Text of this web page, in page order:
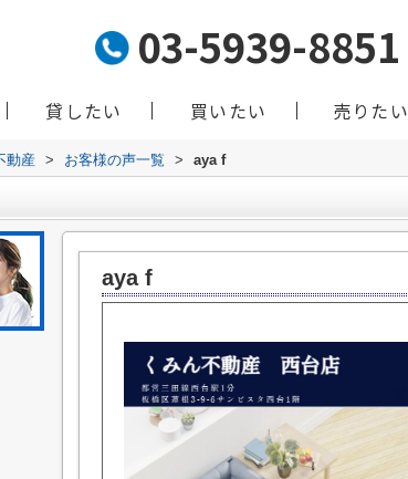
03-5939-8851
貸したい 買いたい 売りたい
動産 > お客様の声一覧 > aya f
aya f